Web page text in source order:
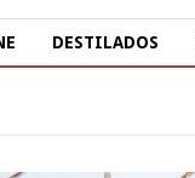
DESTILADOS